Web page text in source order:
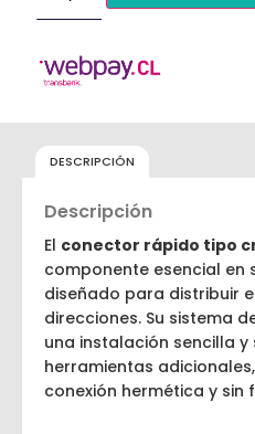
DESCRIPCIÓN
Descripción
El conector rápido tipo
componente esencial en
diseñado para distribuir
direcciones. Su sistema
una instalación sencilla y
herramientas
conexión hermética y sin